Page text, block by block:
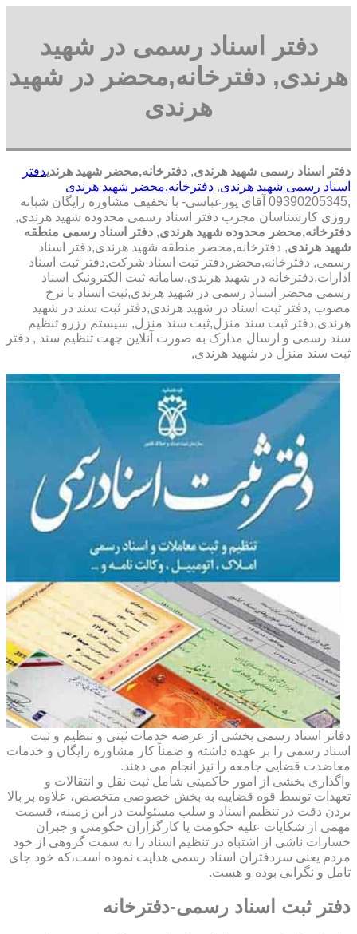
دفتر اسناد رسمی در شهید
هرندی, دفترخانه,محضر در شهید
هرندی
دفتر اسناد رسمی شهید هرندی, دفترخانه,محضر شهید هرندیدفتر
اسناد رسمی شهید هرندی, دفترخانه,محضر شهید هرندی
,09390205345 آقای پورعباسی- با تخفیف مشاوره رايگان شبانه
روزی کارشناسان مجرب دفتر اسناد رسمی محدوده شهید هرندی,
دفترخانه,محضر محدوده شهید هرندی, دفتر اسناد رسمی منطقه
شهید هرندی, دفترخانه,محضر منطقه شهید هرندی,دفتر اسناد
رسمی, دفترخانه,محضر,دفتر ثبت اسناد شرکت,دفتر ثبت اسناد
ادارات,دفترخانه در شهید هرندی,سامانه ثبت الکترونیک اسناد
رسمی محضر اسناد رسمی در شهید هرندی,ثبت اسناد با نرخ
مصوب ,دفتر ثبت اسناد در شهید هرندی,دفتر ثبت سند در شهید
هرندی,دفتر ثبت سند منزل,ثبت سند منزل, سیستم رزرو تنظیم
سند رسمی و ارسال مدارک به صورت آنلاین جهت تنظیم سند , دفتر
ثبت سند منزل در شهید هرندی,
دفاتر اسناد رسمی بخشی از عرضه خدمات ثبتی و تنظیم و ثبت
اسناد رسمی را بر عهده داشته و ضمناً کار مشاوره رایگان و خدمات
معاضدت قضایی جامعه را نیز انجام می دهند.
واگذاری بخشی از امور حاکمیتی شامل ثبت نقل و انتقالات و
تعهدات توسط قوه قضاییه به بخش خصوصی متخصص، علاوه بر بالا
بردن دقت در تنظیم اسناد و سلب مسئولیت در این زمینه، قسمت
مهمی از شکایات علیه حکومت یا کارگزاران حکومتی و جبران
خسارات ناشی از اشتباه در تنظیم اسناد را به سمت گروهی از خود
مردم یعنی سردفتران اسناد رسمی هدایت نموده است،که خود جای
تامل و نگرانی بوده و هست.
دفتر ثبت اسناد رسمی-دفترخانه